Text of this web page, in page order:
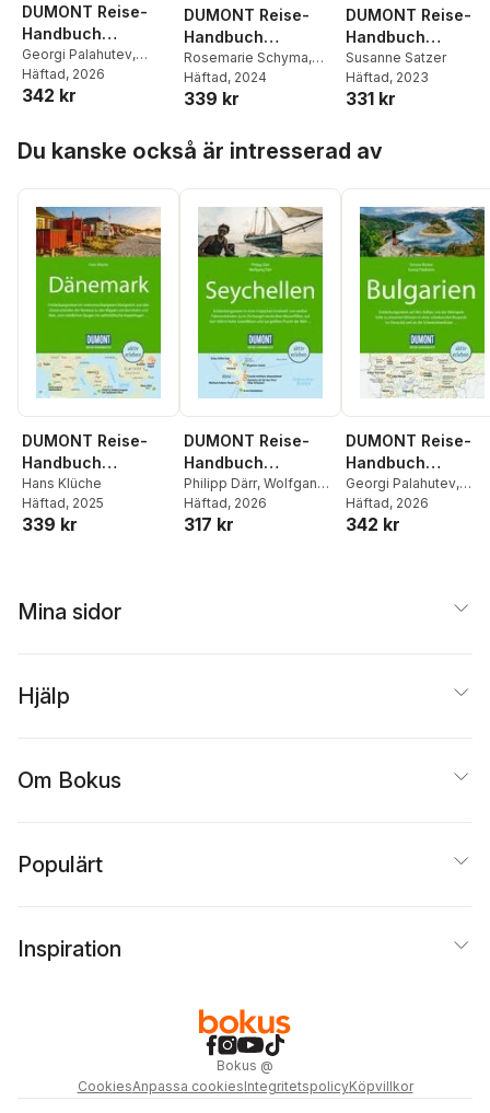
DUMONT Reise-
Handbuch
Reiseführer
Bulgarien
Georgi Palahutev,
Simone Böcker
Häftad, 2026
342 kr
DUMONT Reise-
Handbuch
Reiseführer
Südsee
Rosemarie Schyma,
Franziska Grötsch
Häftad, 2024
339 kr
DUMONT Reise-
Handbuch
Reiseführer USA,
Der Nordwesten
Susanne Satzer
Häftad, 2023
331 kr
Du kanske också är intresserad av
DUMONT Reise-
Handbuch
Reiseführer
Dänemark
Hans Klüche
Häftad, 2025
339 kr
DUMONT Reise-
Handbuch
Reiseführer
Seychellen
Philipp Därr, Wolfgang
Därr
Häftad, 2026
317 kr
DUMONT Reise-
Handbuch
Reiseführer
Bulgarien
Georgi Palahutev,
Simone Böcker
Häftad, 2026
342 kr
Mina sidor
Hjälp
Om Bokus
Populärt
Inspiration
Bokus @
CookiesAnpassa cookiesIntegritetspolicyKöpvillkor